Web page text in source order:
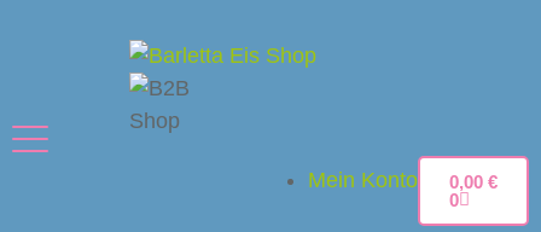
Mein Konto 0,00 €
0